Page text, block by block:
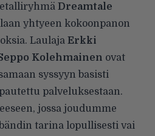
Dreamtale
yhtyeen kokoonpanon
Laulaja Erkki
Kolehmainen ovat
syssyyn basisti
palveluksestaan.
jossa joudumme
tarina lopullisesti vai